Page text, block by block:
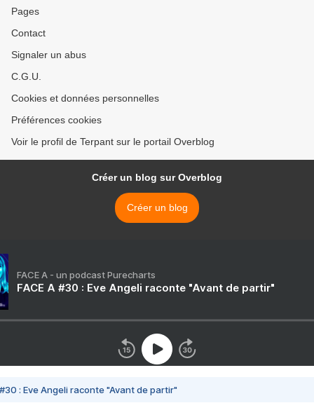
Pages
Contact
Signaler un abus
C.G.U.
Cookies et données personnelles
Préférences cookies
Voir le profil de Terpant sur le portail Overblog
Créer un blog sur Overblog
Créer un blog
FACE A - un podcast Purecharts
FACE A #30 : Eve Angeli raconte "Avant de partir"
#30 : Eve Angeli raconte "Avant de partir"